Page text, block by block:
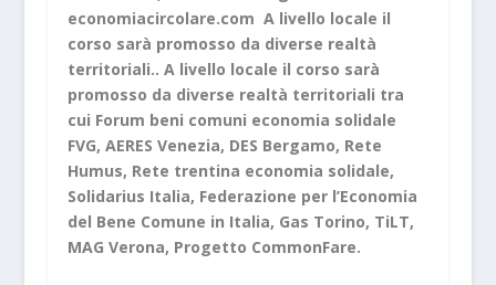
economiacircolare.com A livello locale il
corso sarà promosso da diverse realtà
territoriali.. A livello locale il corso sarà
promosso da diverse realtà territoriali tra
cui Forum beni comuni economia solidale
FVG, AERES Venezia, DES Bergamo, Rete
Humus, Rete trentina economia solidale,
Solidarius Italia, Federazione per l’Economia
del Bene Comune in Italia, Gas Torino, TiLT,
MAG Verona, Progetto CommonFare.